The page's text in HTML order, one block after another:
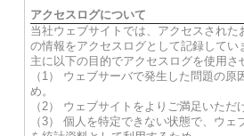
アクセスログについて
当社ウェブサイトでは、アクセスされた
の情報をアクセスログとして記録してい
主に以下の目的でアクセスログを使用さ
（1） ウェブサーバで発生した問題の原
め。
（2） ウェブサイトをよりご満足いただ
（3） 個人を特定できない状態で、ウェ